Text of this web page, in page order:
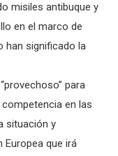
misiles antibuque y
en el marco de
han significado la
para
en las
situación y
Europea que irá